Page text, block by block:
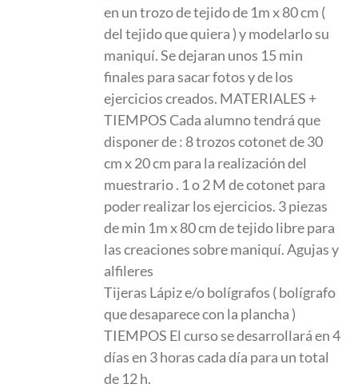
en un trozo de tejido de 1m x 80 cm (
del tejido que quiera ) y modelarlo su
maniquí. Se dejaran unos 15 min
finales para sacar fotos y de los
ejercicios creados. MATERIALES +
TIEMPOS Cada alumno tendrá que
disponer de : 8 trozos cotonet de 30
cm x 20 cm para la realización del
muestrario . 1 o 2 M de cotonet para
poder realizar los ejercicios. 3 piezas
de min 1m x 80 cm de tejido libre para
las creaciones sobre maniquí. Agujas y
alfileres
Tijeras Lápiz e/o bolígrafos ( bolígrafo
que desaparece con la plancha )
TIEMPOS El curso se desarrollará en 4
días en 3 horas cada día para un total
de 12 h.